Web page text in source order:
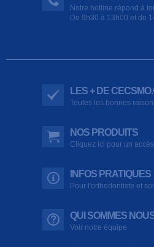
Notre hotline répond à
De 9h30 à 13h00 et de
LES + DE
Toutes les bonnes
NOS PRODUITS
Cliquez ici pour un
INFOS PRATIQUES
Pour l'orthodontiste et
QUI SOMMES
Voir notre équipe